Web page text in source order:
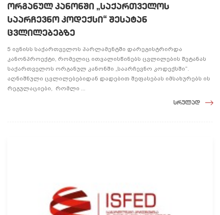
ორგანულ კანონში „საქართველოს
საარჩევნო კოდექსი“ შესატან
ცვლილებებზე
5 ივნისს საქართველოს პარლამენტში დარეგისტრირდა
კანონპროექტი, რომელიც ითვალისწინებს ცვლილების შეტანას
საქართველოს ორგანულ კანონში „საარჩევნო კოდექსში“.
აღნიშნული ცვლილებებიდან დადებით შეფასებას იმსახურებს ის
რეგულაციები, რომლი ...
სრულად